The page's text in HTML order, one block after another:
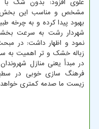
علوی افزود: بدون شک با
مشخص و مناسب این بخش
بهبود پیدا کرده و به چرخه
شهردار رشت به سرعت بخشی
نمود و اظهار داشت: در
زباله خشک و تر اهمیت به
در مبدأ یعنی منازل
فرهنگ سازی خوبی در
زیست ما صدمه کمتری